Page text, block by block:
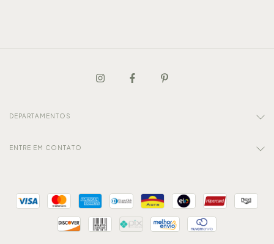
DEPARTAMENTOS
ENTRE EM CONTATO